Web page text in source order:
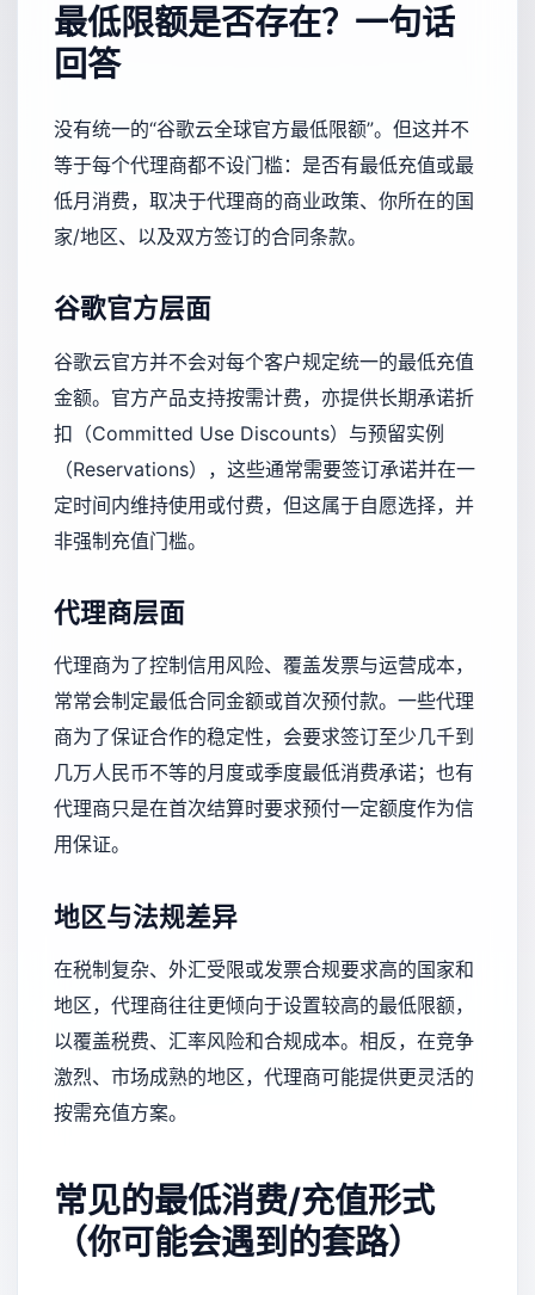
最低限额是否存在？一句话
回答
没有统一的“谷歌云全球官方最低限额”。但这并不
等于每个代理商都不设门槛：是否有最低充值或最
低月消费，取决于代理商的商业政策、你所在的国
家/地区、以及双方签订的合同条款。
谷歌官方层面
谷歌云官方并不会对每个客户规定统一的最低充值
金额。官方产品支持按需计费，亦提供长期承诺折
扣（Committed Use Discounts）与预留实例
（Reservations），这些通常需要签订承诺并在一
定时间内维持使用或付费，但这属于自愿选择，并
非强制充值门槛。
代理商层面
代理商为了控制信用风险、覆盖发票与运营成本，
常常会制定最低合同金额或首次预付款。一些代理
商为了保证合作的稳定性，会要求签订至少几千到
几万人民币不等的月度或季度最低消费承诺；也有
代理商只是在首次结算时要求预付一定额度作为信
用保证。
地区与法规差异
在税制复杂、外汇受限或发票合规要求高的国家和
地区，代理商往往更倾向于设置较高的最低限额，
以覆盖税费、汇率风险和合规成本。相反，在竞争
激烈、市场成熟的地区，代理商可能提供更灵活的
按需充值方案。
常见的最低消费/充值形式
（你可能会遇到的套路）